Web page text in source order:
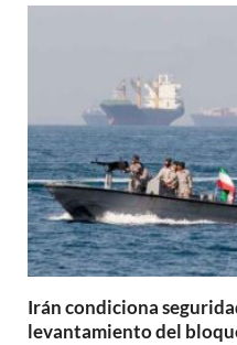
Irán condiciona
levantamiento del